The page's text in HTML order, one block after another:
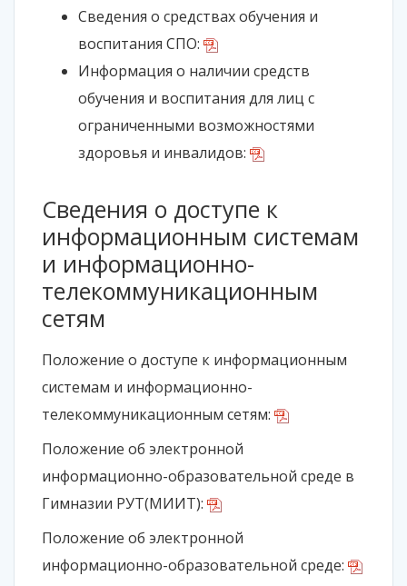
Сведения о средствах обучения и
воспитания СПО:
Информация о наличии средств
обучения и воспитания для лиц с
ограниченными возможностями
здоровья и инвалидов:
Сведения о доступе к
информационным системам
и информационно-
телекоммуникационным
сетям
Положение о доступе к информационным
системам и информационно-
телекоммуникационным сетям:
Положение об электронной
информационно-образовательной среде в
Гимназии РУТ(МИИТ):
Положение об электронной
информационно-образовательной среде: